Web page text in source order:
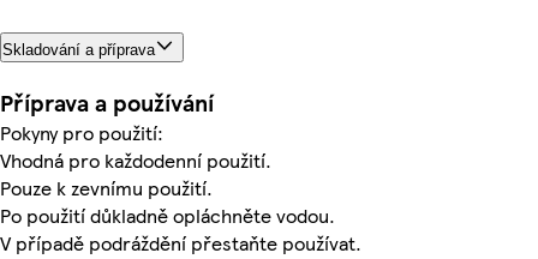
Skladování a příprava
Příprava a používání
Pokyny pro použití:
Vhodná pro každodenní použití.
Pouze k zevnímu použití.
Po použití důkladně opláchněte vodou.
V případě podráždění přestaňte používat.